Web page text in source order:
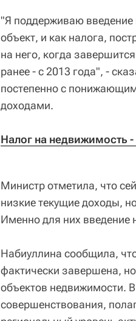
"Я поддерживаю введение
объект, и как налога,
на него, когда
ранее - с 2013 года", -
постепенно с
доходами.
Налог на недвижимость -
Министр отметила, что
низкие текущие доходы,
Именно для них введение
Набиуллина сообщила,
фактически завершена,
объектов недвижимости.
совершенствования,